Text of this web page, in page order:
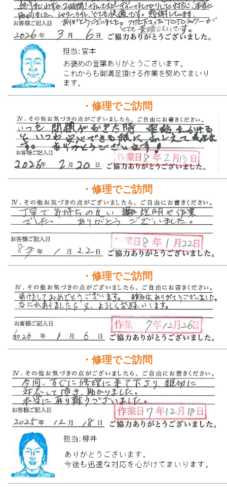
・修理でご訪問
・修理でご訪問
・修理でご訪問
・修理でご訪問